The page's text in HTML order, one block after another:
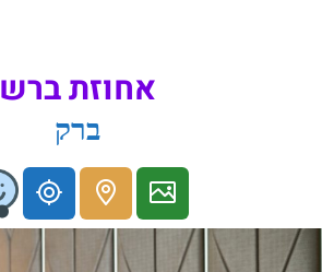
אחוזת ברש
ברק